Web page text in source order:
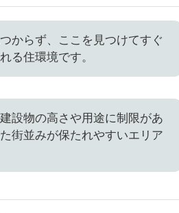
からず、ここを見つけてすぐ
る住環境です。
設物の高さや用途に制限があ
街並みが保たれやすいエリア